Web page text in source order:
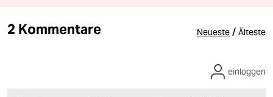
2 Kommentare Neueste / Älteste
einloggen